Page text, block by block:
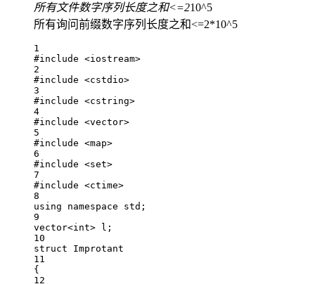
所有文件数字序列长度之和<=210^5
所有询问前缀数字序列长度之和<=2*10^5
1
#include <iostream>
2
#include <cstdio>
3
#include <cstring>
4
#include <vector>
5
#include <map>
6
#include <set>
7
#include <ctime>
8
using
namespace std ;
9
vector<int> l;
10
struct
Improtant
11
{
12